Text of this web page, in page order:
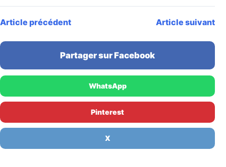
Article précédent Article suivant
Partager sur Facebook
WhatsApp
Pinterest
X